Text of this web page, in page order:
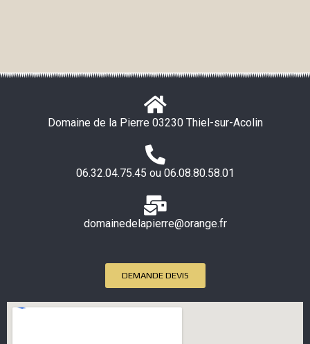
Domaine de la Pierre 03230 Thiel-sur-Acolin
06.32.04.75.45 ou 06.08.80.58.01
domainedelapierre@orange.fr
DEMANDE DEVIS